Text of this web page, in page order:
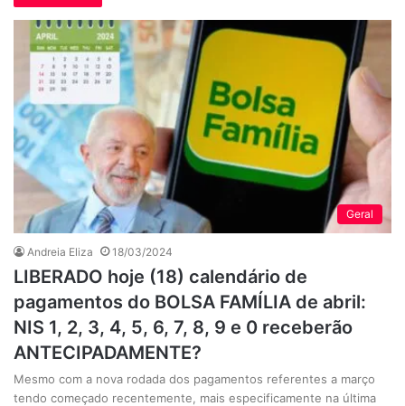
Geral
Andreia Eliza 18/03/2024
LIBERADO hoje (18) calendário de
pagamentos do BOLSA FAMÍLIA de abril:
NIS 1, 2, 3, 4, 5, 6, 7, 8, 9 e 0 receberão
ANTECIPADAMENTE?
Mesmo com a nova rodada dos pagamentos referentes a março
tendo começado recentemente, mais especificamente na última